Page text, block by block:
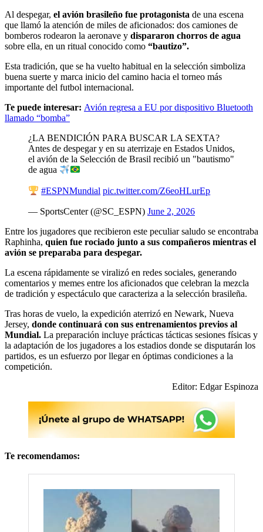
Al despegar, el avión brasileño fue protagonista de una escena
que llamó la atención de miles de aficionados: dos camiones de
bomberos rodearon la aeronave y dispararon chorros de agua
sobre ella, en un ritual conocido como “bautizo”.
Esta tradición, que se ha vuelto habitual en la selección simboliza
buena suerte y marca inicio del camino hacia el torneo más
importante del futbol internacional.
Te puede interesar: Avión regresa a EU por dispositivo Bluetooth
llamado “bomba”
¿LA BENDICIÓN PARA BUSCAR LA SEXTA?
Antes de despegar y en su aterrizaje en Estados Unidos,
el avión de la Selección de Brasil recibió un "bautismo"
de agua
#ESPNMundial pic.twitter.com/Z6eoHLurEp
— SportsCenter (@SC_ESPN) June 2, 2026
Entre los jugadores que recibieron este peculiar saludo se encontraba
Raphinha, quien fue rociado junto a sus compañeros mientras el
avión se preparaba para despegar.
La escena rápidamente se viralizó en redes sociales, generando
comentarios y memes entre los aficionados que celebran la mezcla
de tradición y espectáculo que caracteriza a la selección brasileña.
Tras horas de vuelo, la expedición aterrizó en Newark, Nueva
Jersey, donde continuará con sus entrenamientos previos al
Mundial. La preparación incluye prácticas tácticas sesiones físicas y
la adaptación de los jugadores a los estadios donde se disputarán los
partidos, es un esfuerzo por llegar en óptimas condiciones a la
competición.
Editor: Edgar Espinoza
Te recomendamos: